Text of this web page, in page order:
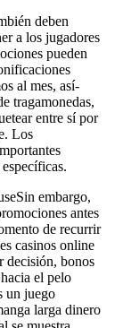
deben
a los jugadores
pueden
al mes, así­
tragamonedas,
entre sí por
Los
Sin embargo,
antes
de recurrir
casinos online
decisión, bonos
el pelo
un juego
larga dinero